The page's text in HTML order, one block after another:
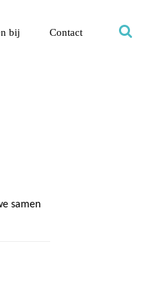
bij Contact
samen